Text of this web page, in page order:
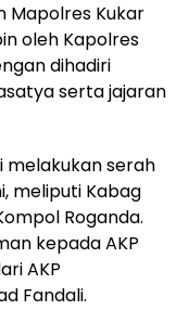
Mapolres Kukar
oleh Kapolres
dihadiri
serta jajaran
melakukan serah
meliputi Kabag
Roganda.
kepada AKP
AKP
Fandali.